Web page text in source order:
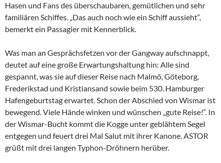
Hasen und Fans des überschaubaren, gemütlichen und sehr
familiären Schiffes. „Das auch noch wie ein Schiff aussieht“,
bemerkt ein Passagier mit Kennerblick.
Was man an Gesprächsfetzen vor der Gangway aufschnappt,
deutet auf eine große Erwartungshaltung hin: Alle sind
gespannt, was sie auf dieser Reise nach Malmö, Göteborg,
Frederikstad und Kristiansand sowie beim 530. Hamburger
Hafengeburtstag erwartet. Schon der Abschied von Wismar ist
bewegend. Viele Hände winken und wünschen „gute Reise!“. In
der Wismar-Bucht kommt die Kogge unter geblähtem Segel
entgegen und feuert drei Mal Salut mit ihrer Kanone. ASTOR
grüßt mit drei langen Typhon-Dröhnern herüber.